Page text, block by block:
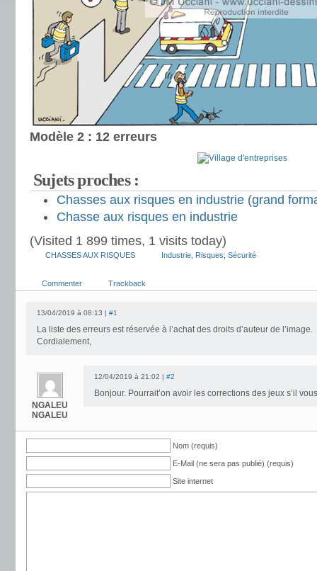
Modèle 2 : 12 erreurs
Sujets proches :
Chasses aux risques en industrie (grand
Chasse aux risques en industrie
(Visited 1 899 times, 1 visits today)
CHASSES AUX RISQUES Industrie Risques Sécurité
Commenter Trackback
13/04/2019 à 08:13 | #1
La liste des erreurs est réservée à l’achat des droits d’auteur de l’image.
Cordialement,
NGALEU
NGALEU
12/04/2019 à 21:02 | #2
Bonjour. Pourrait’on avoir les corrections des jeux s’il
Nom (requis)
E-Mail (ne sera pas publié) (requis)
Site internet